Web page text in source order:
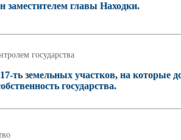
главы Находки.
государства
ть земельных участков, на которые
государства.